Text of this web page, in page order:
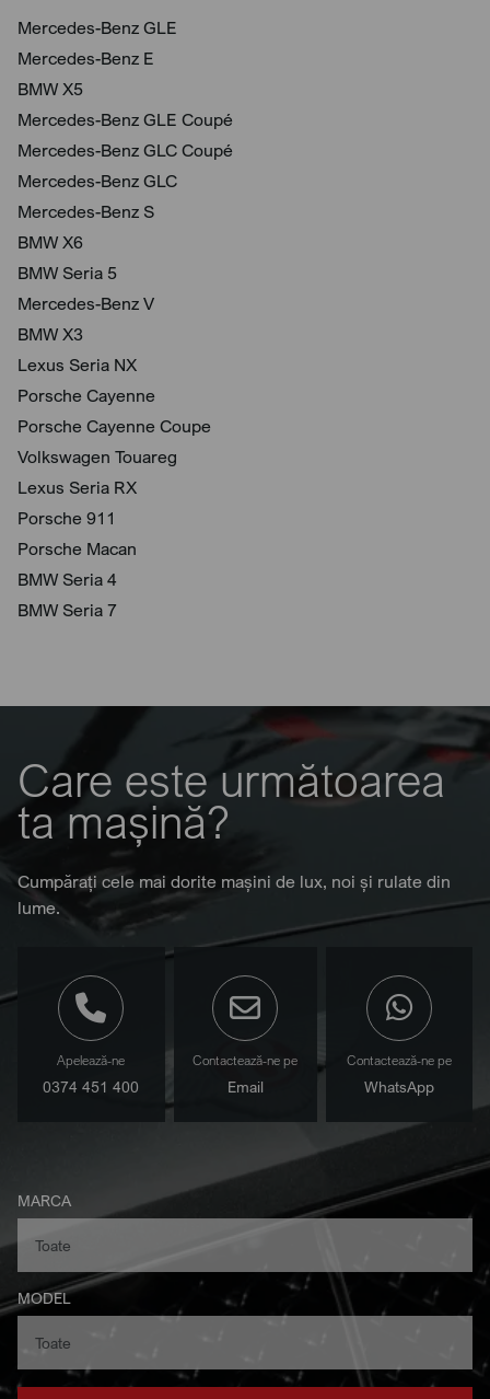
Mercedes-Benz GLE
Mercedes-Benz E
BMW X5
Mercedes-Benz GLE Coupé
Mercedes-Benz GLC Coupé
Mercedes-Benz GLC
Mercedes-Benz S
BMW X6
BMW Seria 5
Mercedes-Benz V
BMW X3
Lexus Seria NX
Porsche Cayenne
Porsche Cayenne Coupe
Volkswagen Touareg
Lexus Seria RX
Porsche 911
Porsche Macan
BMW Seria 4
BMW Seria 7
Care este următoarea
ta mașină?
Cumpărați cele mai dorite mașini de lux, noi și rulate din
lume.
Apelează-ne
0374 451 400
Contactează-ne pe
Email
Contactează-ne pe
WhatsApp
MARCA
MODEL